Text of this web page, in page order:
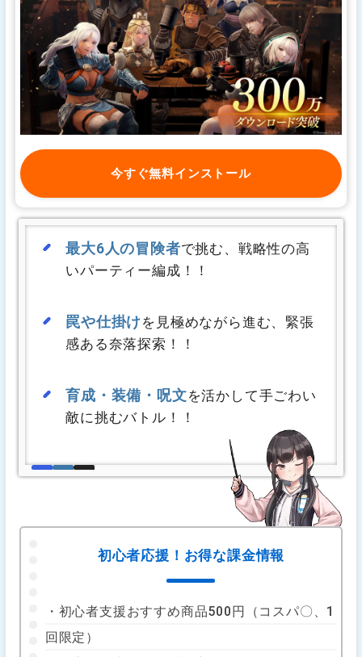
今すぐ無料インストール
最大6人の冒険者で挑む、戦略性の高
いパーティー編成！！
罠や仕掛けを見極めながら進む、緊張
感ある奈落探索！！
育成・装備・呪文を活かして手ごわい
敵に挑むバトル！！
初心者応援！お得な課金情報
・初心者支援おすすめ商品500円（コスパ〇、1
回限定）